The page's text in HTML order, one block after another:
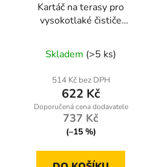
Kartáč na terasy pro
vysokotlaké čističe
SP1
Skladem (>5 ks)
514 Kč bez DPH
622 Kč
737 Kč
(–15 %)